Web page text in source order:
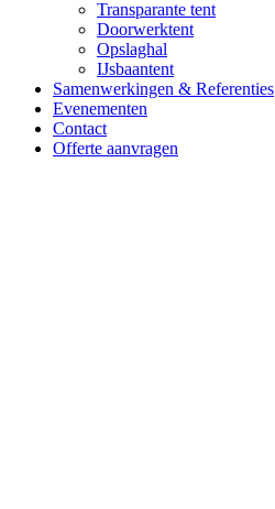
Transparante tent
Doorwerktent
Opslaghal
IJsbaantent
Samenwerkingen & Referenties
Evenementen
Contact
Offerte aanvragen